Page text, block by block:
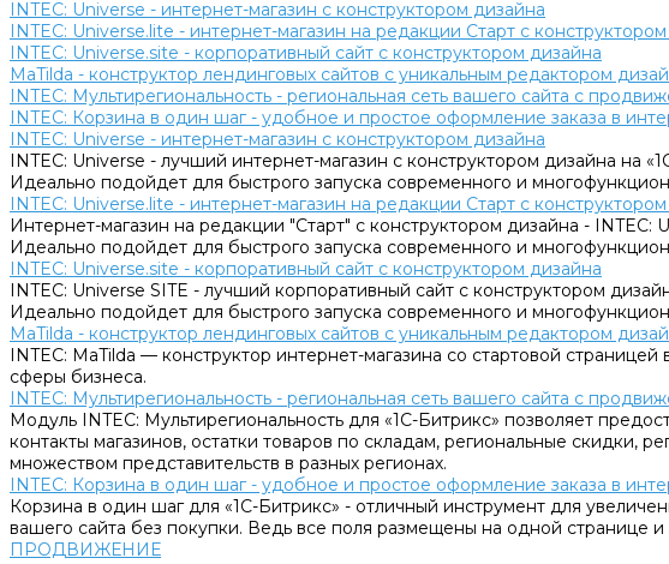
INTEC: Universe - интернет-магазин с конструктором дизайна
INTEC: Universe.lite - интернет-магазин на редакции Старт с
INTEC: Universe.site - корпоративный сайт с конструктором дизайна
MaTilda - конструктор лендинговых сайтов с уникальным редактором
INTEC: Мультирегиональность - региональная сеть вашего сайта с
INTEC: Корзина в один шаг - удобное и простое оформление заказа в
INTEC: Universe - интернет-магазин с конструктором дизайна
INTEC: Universe - лучший интернет-магазин с конструктором дизайна на
Идеально подойдет для быстрого запуска современного и
INTEC: Universe.lite - интернет-магазин на редакции Старт с
Интернет-магазин на редакции "Старт" с конструктором дизайна - INTEC:
Идеально подойдет для быстрого запуска современного и
INTEC: Universe.site - корпоративный сайт с конструктором дизайна
INTEC: Universe SITE - лучший корпоративный сайт с конструктором
Идеально подойдет для быстрого запуска современного и
MaTilda - конструктор лендинговых сайтов с уникальным редактором
INTEC: MaTilda — конструктор интернет-магазина со стартовой
сферы бизнеса.
INTEC: Мультирегиональность - региональная сеть вашего сайта с
Модуль INTEC: Мультирегиональность для «1С-Битрикс» позволяет
контакты магазинов, остатки товаров по складам, региональные скидки,
множеством представительств в разных регионах.
INTEC: Корзина в один шаг - удобное и простое оформление заказа в
Корзина в один шаг для «1С-Битрикс» - отличный инструмент для
вашего сайта без покупки. Ведь все поля размещены на одной странице и
ПРОДВИЖЕНИЕ